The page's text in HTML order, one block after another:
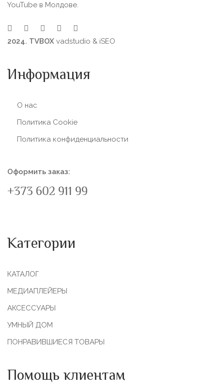
YouTube в Молдове.
2024. TVBOX vadstudio & iSEO
Информация
О нас
Политика Сookie
Политика конфиденциальности
Оформить заказ:
+373 602 911 99
Категории
КАТАЛОГ
МЕДИАПЛЕЙЕРЫ
АКСЕССУАРЫ
УМНЫЙ ДОМ
ПОНРАВИВШИЕСЯ ТОВАРЫ
Помощь клиентам